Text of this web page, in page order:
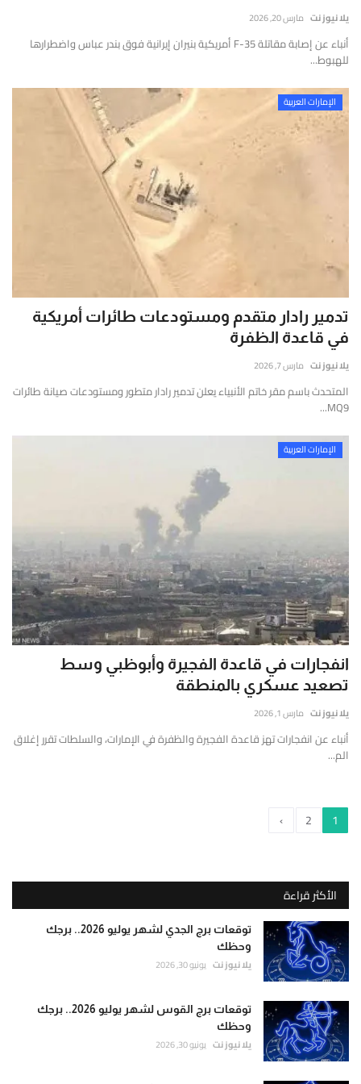
تقارير
دقيقة
وموثوقة
التحليل
العميق
المصادر
يلا نيوز نت مارس 20, 2026
أنباء عن إصابة مقاتلة F-35 أمريكية بنيران إيرانية فوق بندر عباس واضطرارها
للهبوط...
الإمارات العربية
تدمير رادار متقدم ومستودعات طائرات أمريكية
في قاعدة الظفرة
يلا نيوز نت مارس 7, 2026
المتحدث باسم مقر خاتم الأنبياء يعلن تدمير رادار متطور ومستودعات صيانة طائرات
MQ9...
الإمارات العربية
انفجارات في قاعدة الفجيرة وأبوظبي وسط
تصعيد عسكري بالمنطقة
يلا نيوز نت مارس 1, 2026
أنباء عن انفجارات تهز قاعدة الفجيرة والظفرة في الإمارات، والسلطات تقرر إغلاق
الم...
1
2
›
الأكثر قراءة
توقعات برج الجدي لشهر يوليو 2026.. برجك
وحظك
يلا نيوز نت يونيو 30, 2026
توقعات برج القوس لشهر يوليو 2026.. برجك
وحظك
يلا نيوز نت يونيو 30, 2026